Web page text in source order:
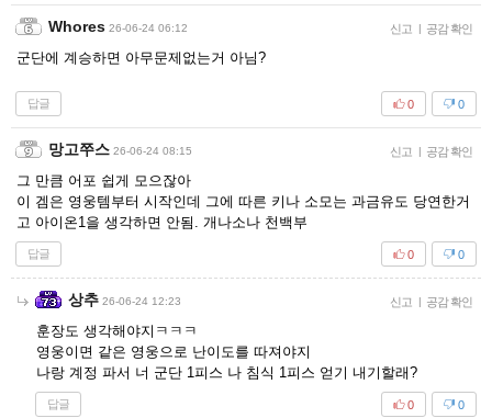
Whores 26-06-24 06:12 신고 | 공감 확인
군단에 계승하면 아무문제없는거 아님?
답글 0
0
망고쭈스 26-06-24 08:15 신고 | 공감 확인
그 만큼 어포 쉽게 모으잖아
이 겜은 영웅템부터 시작인데 그에 따른 키나 소모는 과금유도 당연한거
고 아이온1을 생각하면 안됨. 개나소나 천백부
답글 0
0
상추 26-06-24 12:23 신고 | 공감 확인
훈장도 생각해야지ㅋㅋㅋ
영웅이면 같은 영웅으로 난이도를 따져야지
나랑 계정 파서 너 군단 1피스 나 침식 1피스 얻기 내기할래?
답글 0
0